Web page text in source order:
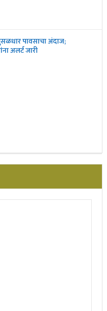
पावसाचा अंदाज;
अलर्ट जारी